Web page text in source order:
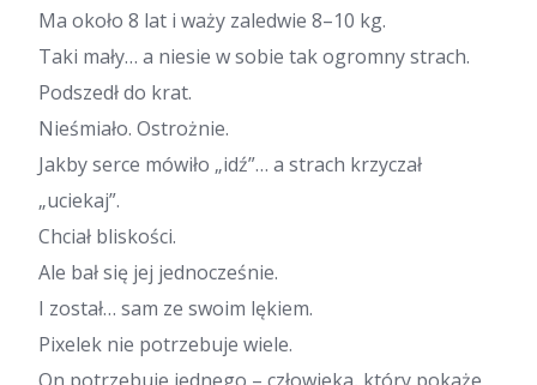
Ma około 8 lat i waży zaledwie 8–10 kg.
Taki mały… a niesie w sobie tak ogromny strach.
Podszedł do krat.
Nieśmiało. Ostrożnie.
Jakby serce mówiło „idź”… a strach krzyczał
„uciekaj”.
Chciał bliskości.
Ale bał się jej jednocześnie.
I został… sam ze swoim lękiem.
Pixelek nie potrzebuje wiele.